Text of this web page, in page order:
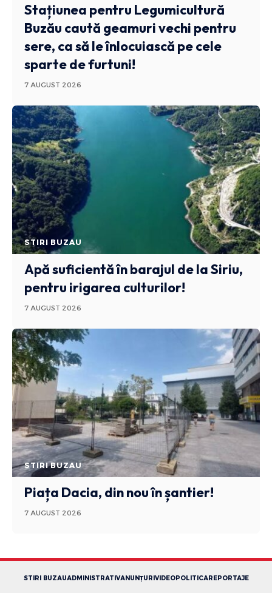
Stațiunea pentru Legumicultură
Buzău caută geamuri vechi pentru
sere, ca să le înlocuiască pe cele
sparte de furtuni!
7 AUGUST 2026
STIRI BUZAU
Apă suficientă în barajul de la Siriu,
pentru irigarea culturilor!
7 AUGUST 2026
STIRI BUZAU
Piața Dacia, din nou în șantier!
7 AUGUST 2026
STIRI BUZAUADMINISTRATIVANUNȚURI VIDEOPOLITICAREPORTAJE